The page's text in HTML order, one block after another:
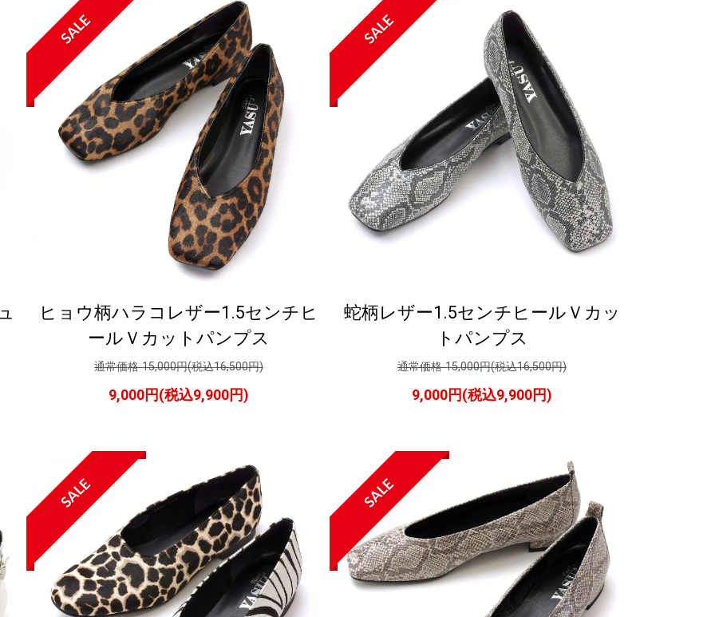
SALE
ヒョウ柄ハラコレザー1.5センチヒ
ールＶカットパンプス
通常価格 15,000円(税込16,500円)
9,000円(税込9,900円)
SALE
蛇柄レザー1.5センチヒールＶカッ
トパンプス
通常価格 15,000円(税込16,500円)
9,000円(税込9,900円)
SALE SALE